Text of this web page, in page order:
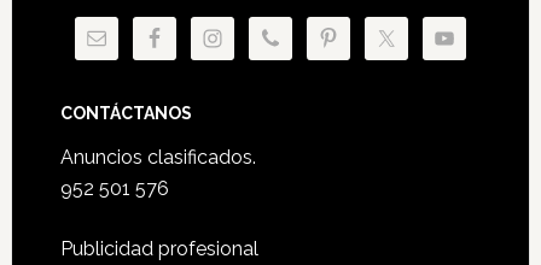
CONTÁCTANOS
Anuncios clasificados.
952 501 576
Publicidad profesional